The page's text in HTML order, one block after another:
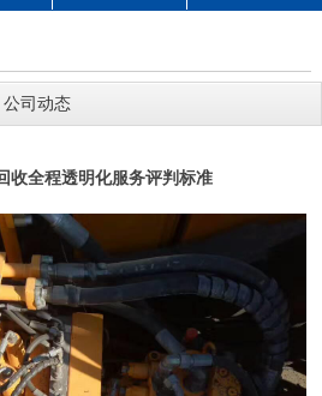
公司动态
收全程透明化服务评判标准